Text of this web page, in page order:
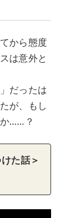
から態度
は意外と
だったは
が、もし
……？
た話＞